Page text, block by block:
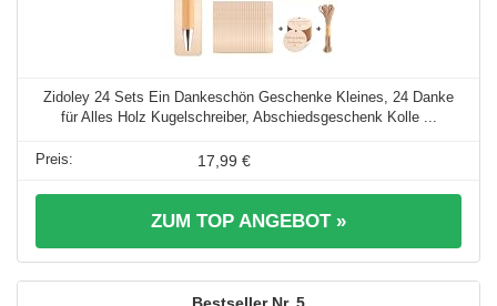
Zidoley 24 Sets Ein Dankeschön Geschenke Kleines, 24 Danke
für Alles Holz Kugelschreiber, Abschiedsgeschenk Kolle ...
17,99 €
ZUM TOP ANGEBOT »